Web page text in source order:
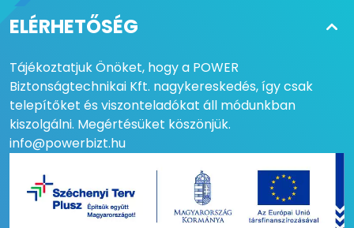
ELÉRHETŐSÉG
Tájékoztatjuk Önöket, hogy a POWER
Biztonságtechnikai Kft. nagykereskedés, így csak
telepítőket és viszonteladókat áll módunkban
kiszolgálni. Megértésüket köszönjük.
info@powerbizt.hu